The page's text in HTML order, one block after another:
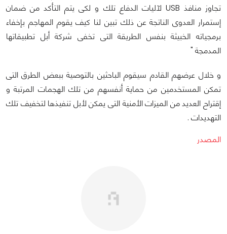
تجاوز منافذ USB لآليات الدفاع تلك و لكى يتم التأكد من ضمان
إستمرار العدوى الناتجة عن ذلك تبين لنا كيف يقوم المهاجم بإخفاء
برمجياته الخبيثة بنفس الطريقة التى تخفى شركة أبل تطبيقاتها
المدمجة "
و خلال عرضهم القادم سيقوم الباحثين بالتوصية ببعض الطرق التى
تمكن المستخدمين من حماية أنفسهم من تلك الهجمات المرتبة و
إقتراح العديد من الميزات الأمنية التى يمكن لأبل تنفيذها لتخفيف تلك
التهديدات .
المصدر